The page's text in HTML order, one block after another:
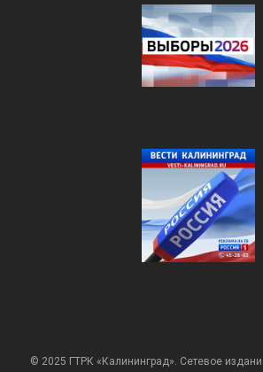
© 2025 ГТРК «Калининград». Сетевое